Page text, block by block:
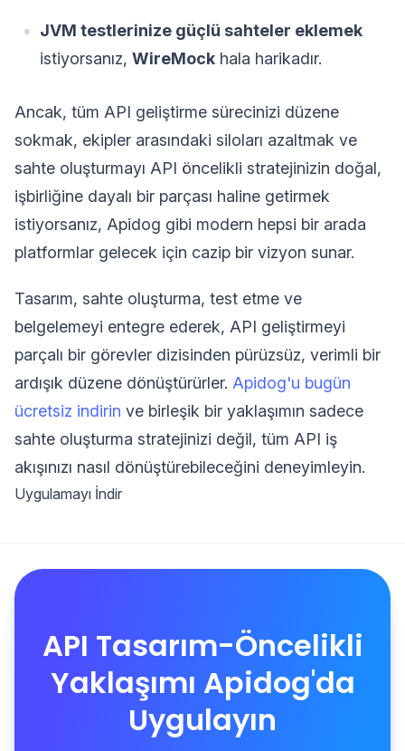
JVM testlerinize güçlü sahteler eklemek
istiyorsanız, WireMock hala harikadır.
Ancak, tüm API geliştirme sürecinizi düzene
sokmak, ekipler arasındaki siloları azaltmak ve
sahte oluşturmayı API öncelikli stratejinizin doğal,
işbirliğine dayalı bir parçası haline getirmek
istiyorsanız, Apidog gibi modern hepsi bir arada
platformlar gelecek için cazip bir vizyon sunar.
Tasarım, sahte oluşturma, test etme ve
belgelemeyi entegre ederek, API geliştirmeyi
parçalı bir görevler dizisinden pürüzsüz, verimli bir
ardışık düzene dönüştürürler. Apidog'u bugün
ücretsiz indirin ve birleşik bir yaklaşımın sadece
sahte oluşturma stratejinizi değil, tüm API iş
akışınızı nasıl dönüştürebileceğini deneyimleyin.
Uygulamayı İndir
API Tasarım-Öncelikli
Yaklaşımı Apidog'da
Uygulayın